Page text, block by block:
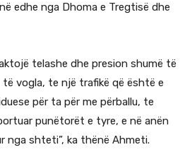
edhe nga Dhoma e Tregtisë dhe
telashe dhe presion shumë të
vogla, te një trafikë që është e
për ta për me përballu, te
punëtorët e tyre, e në anën
nga shteti”, ka thënë Ahmeti.